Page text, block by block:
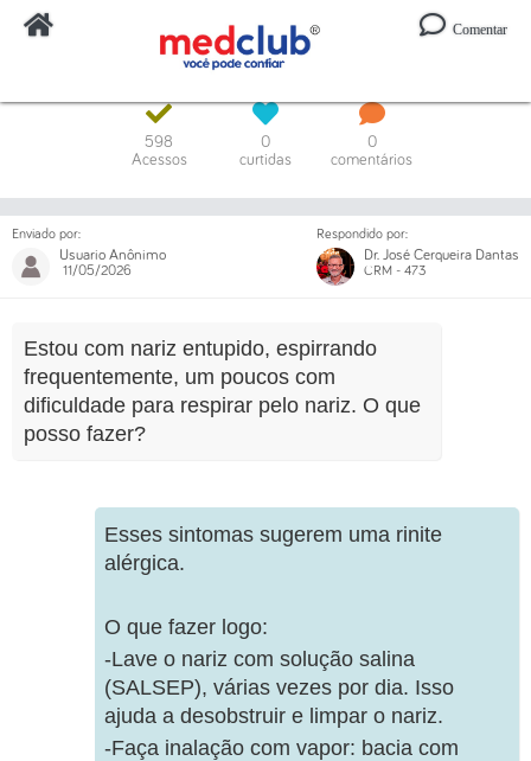
Comentar
Digite o código ou um trecho da mensagem
598
Acessos
0
curtidas
0
comentários
Enviado por:
Usuario Anônimo
11/05/2026
Respondido por:
Dr. José Cerqueira Dantas
CRM - 473
Estou com nariz entupido, espirrando
frequentemente, um poucos com
dificuldade para respirar pelo nariz. O que
posso fazer?
Esses sintomas sugerem uma rinite
alérgica.
O que fazer logo:
-Lave o nariz com solução salina
(SALSEP), várias vezes por dia. Isso
ajuda a desobstruir e limpar o nariz.
-Faça inalação com vapor: bacia com